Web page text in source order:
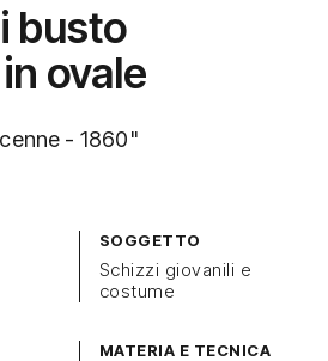
busto
ovale
- 1860"
SOGGETTO
Schizzi giovanili e
costume
MATERIA E TECNICA